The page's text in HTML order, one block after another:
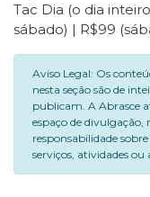
Tac Dia (o dia
sábado) | R$99
Aviso Legal: Os
nesta seção são de
publicam. A Abrasce
espaço de
responsabilidade
serviços, atividades